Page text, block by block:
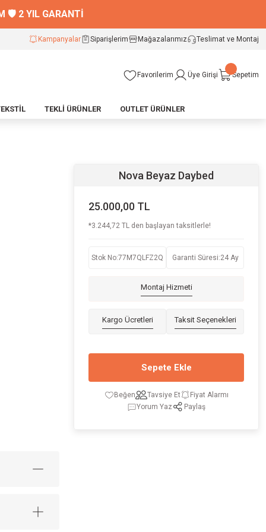
🛡️ 2 YIL GARANTİ
Kampanyalar Siparişlerim Mağazalarımız Teslimat ve Montaj
Favorilerim Üye Girişi Sepetim
TEKLİ ÜRÜNLER OUTLET ÜRÜNLER
Nova Beyaz Daybed
25.000,00 TL
*3.244,72 TL den başlayan taksitlerle!
Stok No:77M7QLFZ2Q Garanti Süresi:24 Ay
Montaj Hizmeti
Kargo Ücretleri Taksit Seçenekleri
Sepete Ekle
Tavsiye Et
Fiyat Alarmı
Yorum Yaz
Paylaş